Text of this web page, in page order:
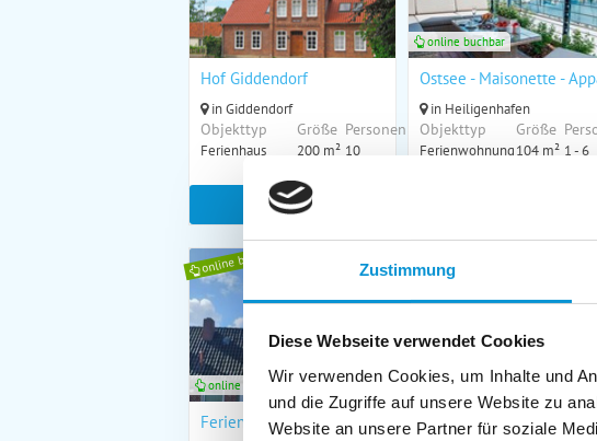
Zustimmung
Diese Webseite verwendet Cookies
Wir verwenden Cookies, um Inhalte und
und die Zugriffe auf unsere Website zu
Website an unsere Partner für soziale
Hof Giddendorf
in Giddendorf
Objekttyp
Ferienhaus
Größe
200 m²
Personen
10
zum Objekt
Ostsee - Maisonette -
in Heiligenhafen
Objekttyp
Ferienwohnung
Größe
104 m² 1 - 6
online buchbar
online buchbar
Ferienwohnung Familie Ruff
online buchbar
online buchbar
"Salzwiesenblick", H-6-3
online buchbar